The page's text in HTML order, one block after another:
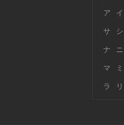
ア イ
サ シ
ナ ニ
マ ミ
ラ リ